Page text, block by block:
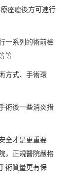
痊癒後方可進行
一系列的術前檢
等
方式、手術環
術後一些消炎措
全才是更重要
，正規醫院嚴格
術質量更有保